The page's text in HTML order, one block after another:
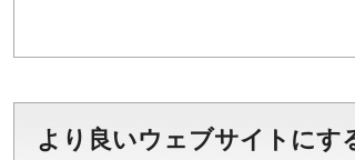
より良いウェブサイトにす